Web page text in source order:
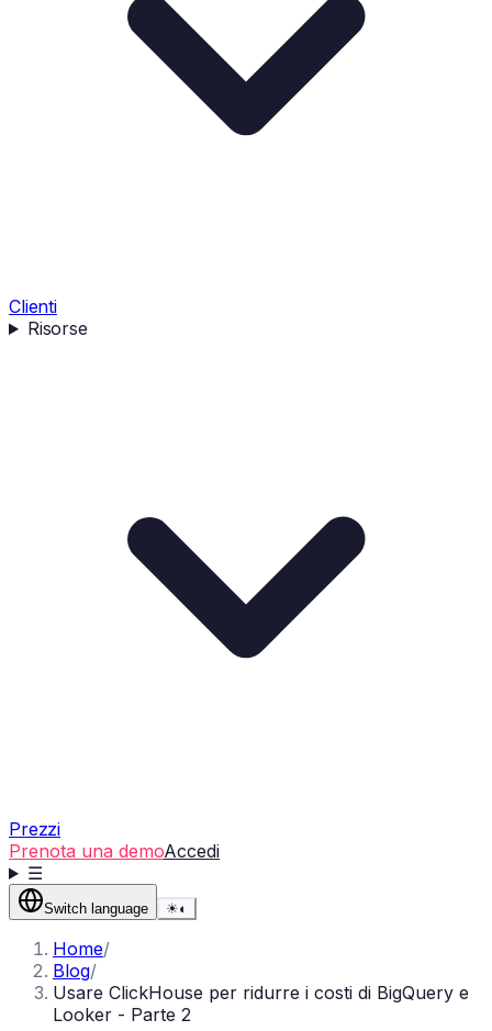
Clienti
Risorse
Prezzi
Prenota una demoAccedi
☰
Switch language ☀◐
Home/
Blog/
Usare ClickHouse per ridurre i costi di BigQuery e
Looker - Parte 2